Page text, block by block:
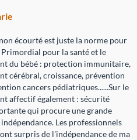
écourté est juste la norme pour
Primordial pour la santé et le
du bébé : protection immunitaire,
cérébral, croissance, prévention
cancers pédiatriques......Sur le
affectif également : sécurité
qui procure une grande
Les professionnels
surpris de l'indépendance de ma